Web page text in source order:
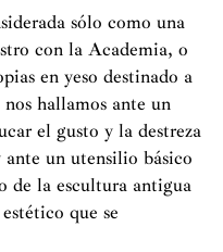
sólo como una
con la Academia, o
en yeso destinado a
nos hallamos ante un
el gusto y la destreza
ante un utensilio básico
de la escultura antigua
que se